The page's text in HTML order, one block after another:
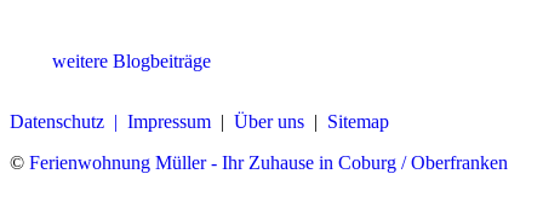
weitere Blogbeiträge
Datenschutz | Impressum | Über uns | Sitemap
© Ferienwohnung Müller - Ihr Zuhause in Coburg / Oberfranken